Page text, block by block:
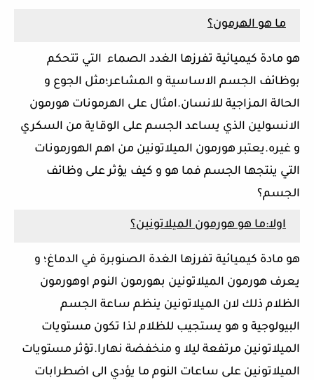
ما هو الهرمون؟
هو مادة كيميائية تفرزها الغدد الصماء التي تتحكم
بوظائف الجسم الاساسية و المشاعر؛مثل الجوع و
الحالة المزاجية للانسان.امثال على الهرمونات هورمون
الانسولين الذي يساعد الجسم على الوقاية من السكري
و غيره.يعتبر هورمون الميلاتونين من اهم الهورمونات
التي ينتجها الجسم فما هو و كيف يؤثر على وظائف
الجسم؟
اولا:ما هو هورمون الميلاتونين؟
هو مادة كيميائية تفرزها الغدة الصنوبرة في الدماغ؛ و
يعرف هورمون الميلاتونين بهورمون النوم اوهورمون
الظلام ذلك لان الميلاتونين ينظم ساعة الجسم
البيولوجية و هو يستجيب للظلام لذا تكون مستويات
الميلاتونين مرتفعة ليلا و منخفضة نهارا.تؤثر مستويات
الميلاتونين على ساعات النوم ما يؤدي الى اضطرابات